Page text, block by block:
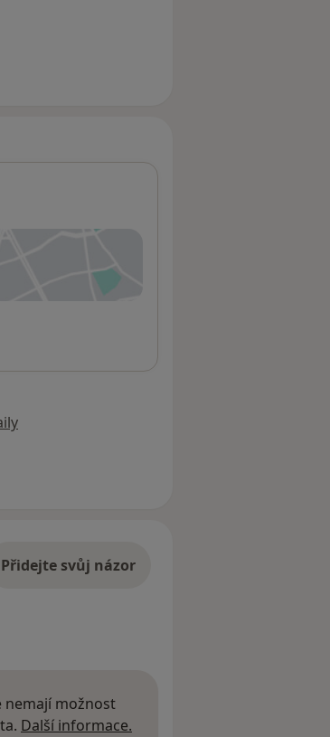
Přidejte svůj názor
nemají možnost
Další informace.